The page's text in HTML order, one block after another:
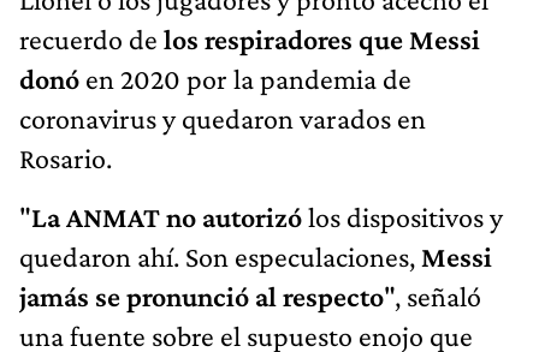
recuerdo de los respiradores que Messi
donó en 2020 por la pandemia de
coronavirus y quedaron varados en
Rosario.
"La ANMAT no autorizólos dispositivos y
quedaron ahí. Son especulaciones, Messi
jamás se pronunció al respecto", señaló
una fuente sobre el supuesto enojo que